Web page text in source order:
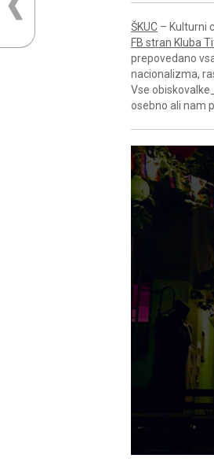
ŠKUC – Kulturni
FB stran Kluba
prepovedano
nacionalizma,
Vse
osebno ali nam